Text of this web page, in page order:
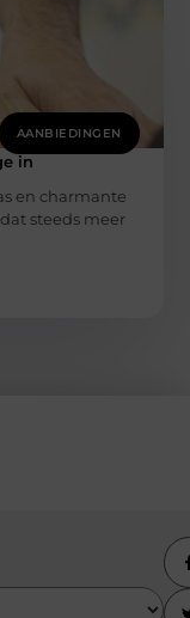
AANBIEDINGEN
in
en charmante
steeds meer